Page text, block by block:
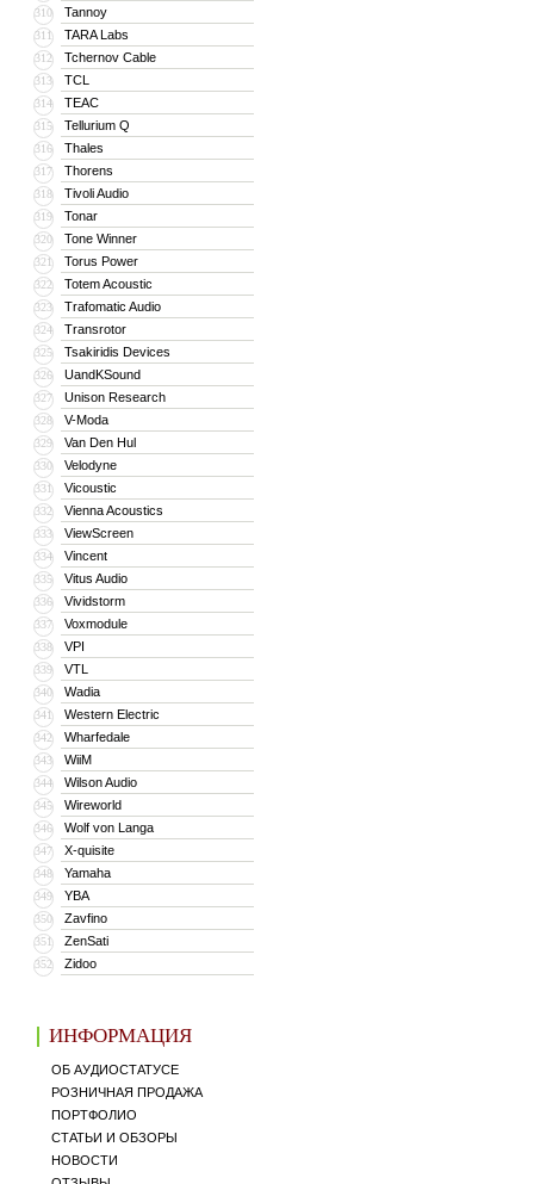
310 Tannoy
311 TARA Labs
312 Tchernov Cable
313 TCL
314 TEAC
315 Tellurium Q
316 Thales
317 Thorens
318 Tivoli Audio
319 Tonar
320 Tone Winner
321 Torus Power
322 Totem Acoustic
323 Trafomatic Audio
324 Transrotor
325 Tsakiridis Devices
326 UandKSound
327 Unison Research
328 V-Moda
329 Van Den Hul
330 Velodyne
331 Vicoustic
332 Vienna Acoustics
333 ViewScreen
334 Vincent
335 Vitus Audio
336 Vividstorm
337 Voxmodule
338 VPI
339 VTL
340 Wadia
341 Western Electric
342 Wharfedale
343 WiiM
344 Wilson Audio
345 Wireworld
346 Wolf von Langa
347 X-quisite
348 Yamaha
349 YBA
350 Zavfino
351 ZenSati
352 Zidoo
ИНФОРМАЦИЯ
ОБ АУДИОСТАТУСЕ
РОЗНИЧНАЯ ПРОДАЖА
ПОРТФОЛИО
СТАТЬИ И ОБЗОРЫ
НОВОСТИ